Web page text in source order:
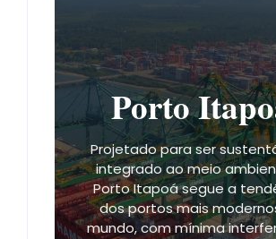
Porto
Projetado para ser
integrado ao meio
Porto Itapoá segue a
dos portos mais
mundo, com mínima